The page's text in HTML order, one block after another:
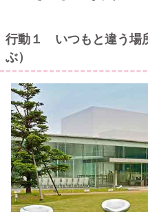
行動１ いつもと違う場
ぶ）